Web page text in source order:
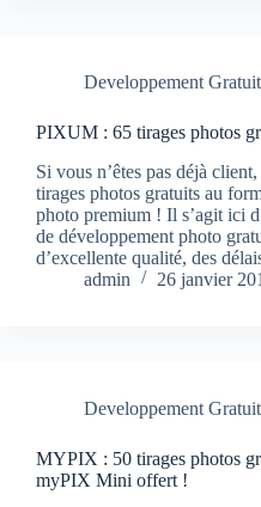
Developpement Gratuit
PIXUM : 65 tirages photos
Si vous n’êtes pas déjà
tirages photos gratuits au
photo premium ! Il s’agit ici
de développement photo
d’excellente qualité, des
admin
26 janvier
Developpement Gratuit
MYPIX : 50 tirages photos
myPIX Mini offert !